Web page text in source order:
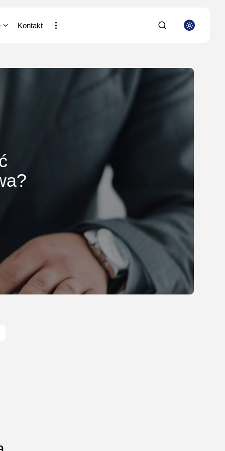
Rolnictwo/Leśnictwo
Kontakt
4 SIERPNIA, 2026
Ciekawostki
Lattafa Asad – gdzie
kupić?
OPUBLIKOWAŁ:
REDAKCJA
Gastronomia
Obiady w łódzkim
biurowcu: co wybrać,...
OPUBLIKOWAŁ:
REDAKCJA
27 LIPCA, 2026